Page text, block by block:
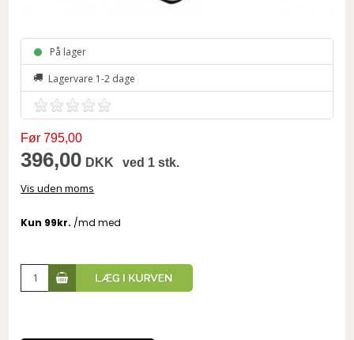
På lager
Lagervare 1-2 dage
Før 795,00
396,00 DKK ved 1 stk.
Vis uden moms